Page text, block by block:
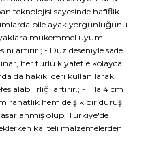
teknolojisi sayesinde hafiflik
bile ayak yorgunluğunu
mükemmel uyum
artırır.; - Düz deseniyle sade
her türlü kıyafetle kolayca
da hakiki deri kullanılarak
alabilirliği artırır.; - 1 ila 4 cm
rahatlık hem de şık bir duruş
olup, Türkiye'de
kaliteli malzemelerden